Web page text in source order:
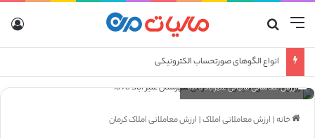
منو
انواع الگوهای صورتحساب الکترونیکی
ارزش معاملاتی مالیاتی عنبرآباد 1398
خانه| ارزش معاملاتی املاک| ارزش معاملاتی املاک کرمان